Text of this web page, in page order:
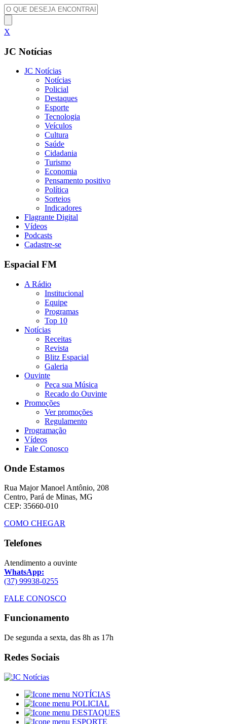
X
JC Notícias
JC Notícias
Notícias
Policial
Destaques
Esporte
Tecnologia
Veículos
Cultura
Saúde
Cidadania
Turismo
Economia
Pensamento positivo
Política
Sorteios
Indicadores
Flagrante Digital
Vídeos
Podcasts
Cadastre-se
Espacial FM
A Rádio
Institucional
Equipe
Programas
Top 10
Notícias
Receitas
Revista
Blitz Espacial
Galeria
Ouvinte
Peça sua Música
Recado do Ouvinte
Promoções
Ver promoções
Regulamento
Programação
Vídeos
Fale Conosco
Onde Estamos
Rua Major Manoel Antônio, 208
Centro, Pará de Minas, MG
CEP: 35660-010
COMO CHEGAR
Telefones
Atendimento a ouvinte
WhatsApp:
(37) 99938-0255
FALE CONOSCO
Funcionamento
De segunda a sexta, das 8h as 17h
Redes Sociais
NOTÍCIAS
POLICIAL
DESTAQUES
ESPORTE